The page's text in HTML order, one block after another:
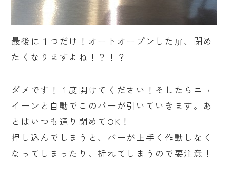
最後に１つだけ！オートオープンした扉、閉め
たくなりますよね！？！？
ダメです！１度開けてください！そしたらニュ
イーンと自動でこのバーが引いていきます。あ
とはいつも通り閉めてOK！
押し込んでしまうと、バーが上手く作動しなく
なってしまったり、折れてしまうので要注意！